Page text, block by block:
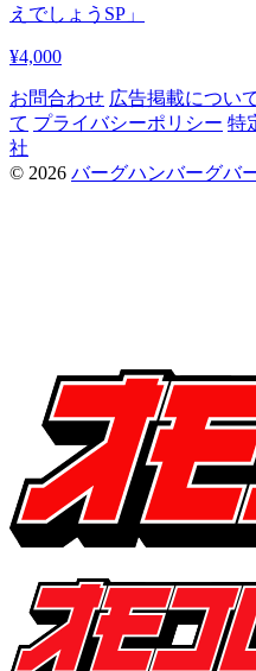
えでしょうSP」
¥4,000
お問合わせ 広告掲載につい
て プライバシーポリシー 特
社
© 2026 バーグハンバーグバ